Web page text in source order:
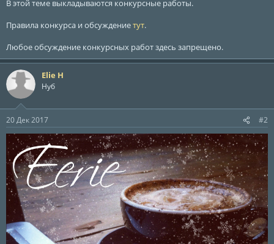
В этой теме выкладываются конкурсные работы.
Правила конкурса и обсуждениетут.
Любое обсуждение конкурсных работ здесь запрещено.
Elie H
Нуб
20 Дек 2017 #2